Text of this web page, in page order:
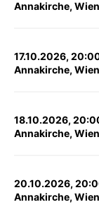
Annakirche, Wien
17.10.2026,
Annakirche, Wien
18.10.2026,
Annakirche, Wien
20.10.2026,
Annakirche, Wien